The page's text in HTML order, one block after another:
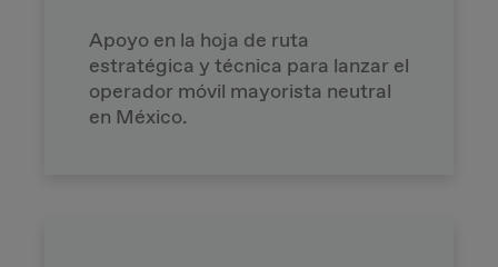
Apoyo en la hoja de ruta
estratégica y técnica para lanzar el
operador móvil mayorista neutral
en México.